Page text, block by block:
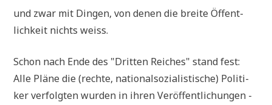
und zwar mit Din­gen, von denen die brei­te Öffent­
lich­keit nichts weiss.
Schon nach Ende des "Drit­ten Rei­ches" stand fest:
Alle Plä­ne die (rech­te, natio­nal­so­zia­li­sti­sche) Poli­ti­
ker ver­folg­ten wur­den in ihren Ver­öf­fent­li­chun­gen -